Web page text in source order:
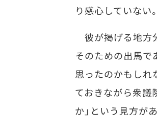
り感心していない。
彼が掲げる地方
そのための出馬で
思ったのかもしれ
ておきながら衆議
か」という見方が